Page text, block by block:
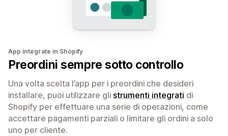
App integrate in Shopify
Preordini sempre sotto controllo
Una volta scelta l’app per i preordini che desideri
installare, puoi utilizzare gli strumenti integrati di
Shopify per effettuare una serie di operazioni, come
accettare pagamenti parziali o limitare gli ordini a solo
uno per cliente.